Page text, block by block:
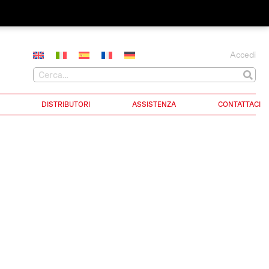
Accedi
DISTRIBUTORI ASSISTENZA CONTATTACI